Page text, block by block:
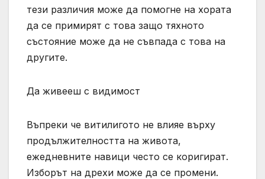
тези различия може да помогне на хората
да се примирят с това защо тяхното
състояние може да не съвпада с това на
другите.
Да живееш с видимост
Въпреки че витилигото не влияе върху
продължителността на живота,
ежедневните навици често се коригират.
Изборът на дрехи може да се промени.